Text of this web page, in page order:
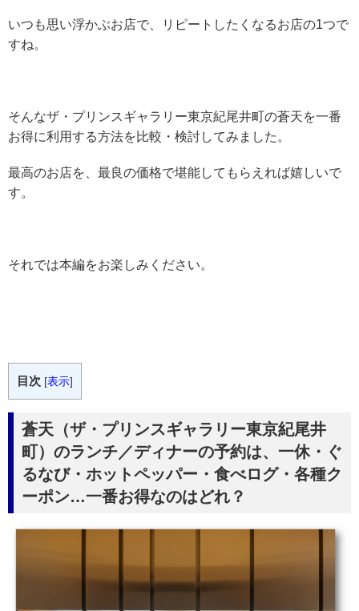
いつも思い浮かぶお店で、リピートしたくなるお店の1つで
すね。
そんなザ・プリンスギャラリー東京紀尾井町の蒼天を一番
お得に利用する方法を比較・検討してみました。
最高のお店を、最良の価格で堪能してもらえれば嬉しいで
す。
それでは本編をお楽しみください。
目次 [表示]
蒼天（ザ・プリンスギャラリー東京紀尾井
町）のランチ／ディナーの予約は、一休・ぐ
るなび・ホットペッパー・食べログ・各種ク
ーポン…一番お得なのはどれ？